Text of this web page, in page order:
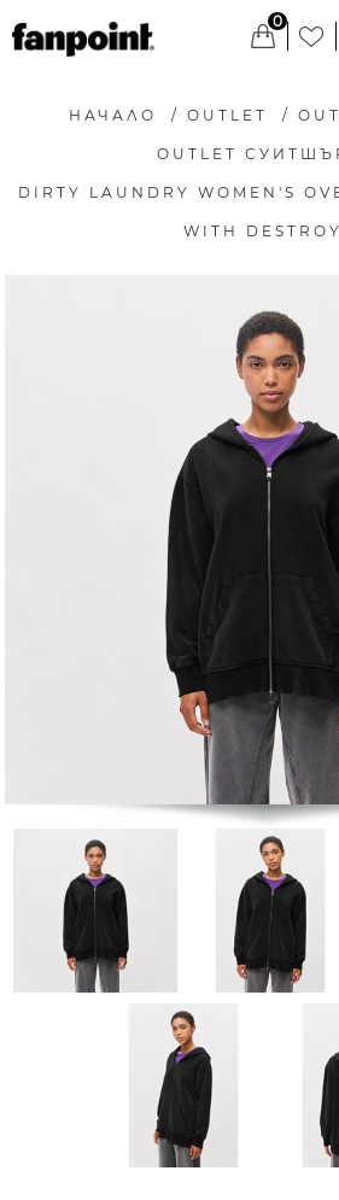
0
НАЧАЛО / OUTLET /
OUTLET
DIRTY LAUNDRY WOMEN'S
WITH